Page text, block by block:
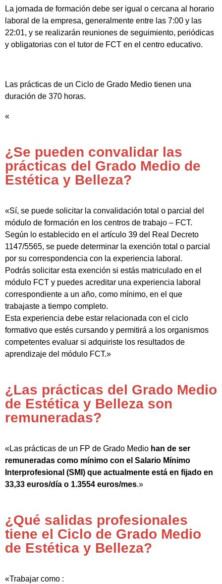
La jornada de formación debe ser igual o cercana al horario
laboral de la empresa, generalmente entre las 7:00 y las
22:01, y se realizarán reuniones de seguimiento, periódicas
y obligatorias con el tutor de FCT en el centro educativo.
Las prácticas de un Ciclo de Grado Medio tienen una
duración de 370 horas.
«
¿Se pueden convalidar las
prácticas del Grado Medio de
Estética y Belleza?
«Sí, se puede solicitar la convalidación total o parcial del
módulo de formación en los centros de trabajo – FCT.
Según lo establecido en el artículo 39 del Real Decreto
1147/5565, se puede determinar la exención total o parcial
por su correspondencia con la experiencia laboral.
Podrás solicitar esta exención si estás matriculado en el
módulo FCT y puedes acreditar una experiencia laboral
correspondiente a un año, como mínimo, en el que
trabajaste a tiempo completo.
Esta experiencia debe estar relacionada con el ciclo
formativo que estés cursando y permitirá a los organismos
competentes evaluar si adquiriste los resultados de
aprendizaje del módulo FCT.»
¿Las prácticas del Grado Medio
de Estética y Belleza son
remuneradas?
«Las prácticas de un FP de Grado Medio han de ser
remuneradas como mínimo con el Salario Mínimo
Interprofesional (SMI) que actualmente está en fijado en
33,33 euros/día o 1.3554 euros/mes.»
¿Qué salidas profesionales
tiene el Ciclo de Grado Medio
de Estética y Belleza?
«Trabajar como :